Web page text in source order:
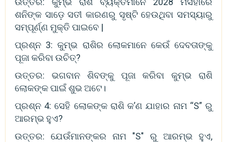
ଶନିଙ୍କ ସାଡ଼େ ସତୀ କାରଣରୁ ସୃଷ୍ଟି ହେଉଥିବା ସମସ୍ୟାରୁ
ସମ୍ପୂର୍ଣ୍ଣ ମୁକ୍ତି ପାଇବେ |
ପ୍ରଶ୍ନ 3: କୁମ୍ଭ ରାଶିର ଲୋକମାନେ କେଉଁ ଦେବତାଙ୍କୁ
ପୂଜା କରିବା ଉଚିତ୍?
ଉତ୍ତର: ଭଗବାନ ଶିବଙ୍କୁ ପୂଜା କରିବା କୁମ୍ଭ ରାଶି
ଲୋକଙ୍କ ପାଇଁ ଶୁଭ ଅଟେ।
ପ୍ରଶ୍ନ 4: ସେହି ଲୋକଙ୍କ ରାଶି କ’ଣ ଯାହାର ନାମ “S” ରୁ
ଆରମ୍ଭ ହୁଏ?
ଉତ୍ତର: ଯେଉଁମାନଙ୍କର ନାମ "S" ରୁ ଆରମ୍ଭ ହୁଏ,